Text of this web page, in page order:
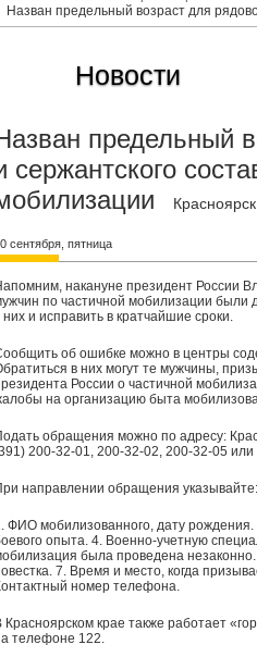
Назван предельный возраст для
Новости
предельный
сержантского
Красноярск
сентября, пятница
накануне президент России
по частичной мобилизации
них и исправить в кратчайшие сроки.
об ошибке можно в центры
в них могут те мужчины,
России о частичной
на организацию быта
обращения можно по адресу:
200-32-01, 200-32-02, 200-32-05
направлении обращения указывайте:
ФИО мобилизованного, дату
опыта. 4. Военно-учетную
была проведена
7. Время и место, когда
номер телефона.
Красноярском крае также работает
телефоне 122.